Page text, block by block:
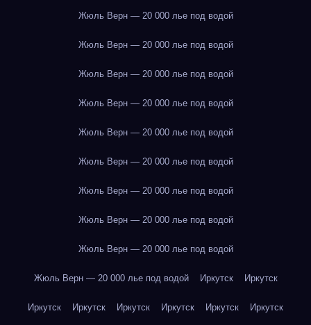
Жюль Верн — 20 000 лье под водой
Жюль Верн — 20 000 лье под водой
Жюль Верн — 20 000 лье под водой
Жюль Верн — 20 000 лье под водой
Жюль Верн — 20 000 лье под водой
Жюль Верн — 20 000 лье под водой
Жюль Верн — 20 000 лье под водой
Жюль Верн — 20 000 лье под водой
Жюль Верн — 20 000 лье под водой
Жюль Верн — 20 000 лье под водой Иркутск Иркутск
Иркутск Иркутск Иркутск Иркутск Иркутск Иркутск